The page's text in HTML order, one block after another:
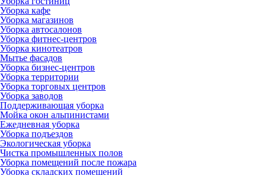
Уборка кафе
Уборка магазинов
Уборка автосалонов
Уборка фитнес-центров
Уборка кинотеатров
Мытье фасадов
Уборка бизнес-центров
Уборка территории
Уборка торговых центров
Уборка заводов
Поддерживающая уборка
Мойка окон альпинистами
Ежедневная уборка
Уборка подъездов
Экологическая уборка
Чистка промышленных полов
Уборка помещений после пожара
Уборка складских помещений